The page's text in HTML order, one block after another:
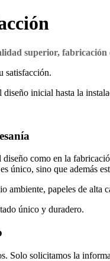
superior,
satisfacción.
inicial hasta la
como en la
único, sino que además
ambiente, papeles de
único y duradero.
Solo solicitamos la